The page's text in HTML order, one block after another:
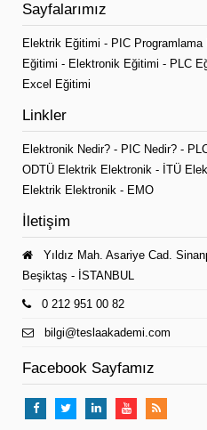
Sayfalarımız
Elektrik Eğitimi - PIC Programlama
Eğitimi - Elektronik Eğitimi - PLC
Excel Eğitimi
Linkler
Elektronik Nedir? - PIC Nedir? -
ODTÜ Elektrik Elektronik - İTÜ
Elektrik Elektronik - EMO
İletişim
Yıldız Mah. Asariye Cad.
Beşiktaş - İSTANBUL
0 212 951 00 82
bilgi@teslaakademi.com
Facebook Sayfamız